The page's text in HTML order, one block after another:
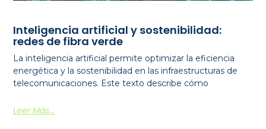
Inteligencia artificial y sostenibilidad:
redes de fibra verde
La inteligencia artificial permite optimizar la eficiencia
energética y la sostenibilidad en las infraestructuras de
telecomunicaciones. Este texto describe cómo
Leer Más...